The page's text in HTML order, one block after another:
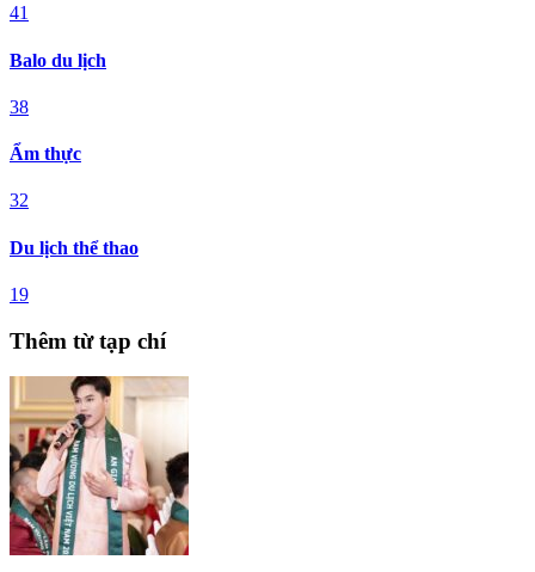
41
Balo du lịch
38
Ẩm thực
32
Du lịch thể thao
19
Thêm từ tạp chí